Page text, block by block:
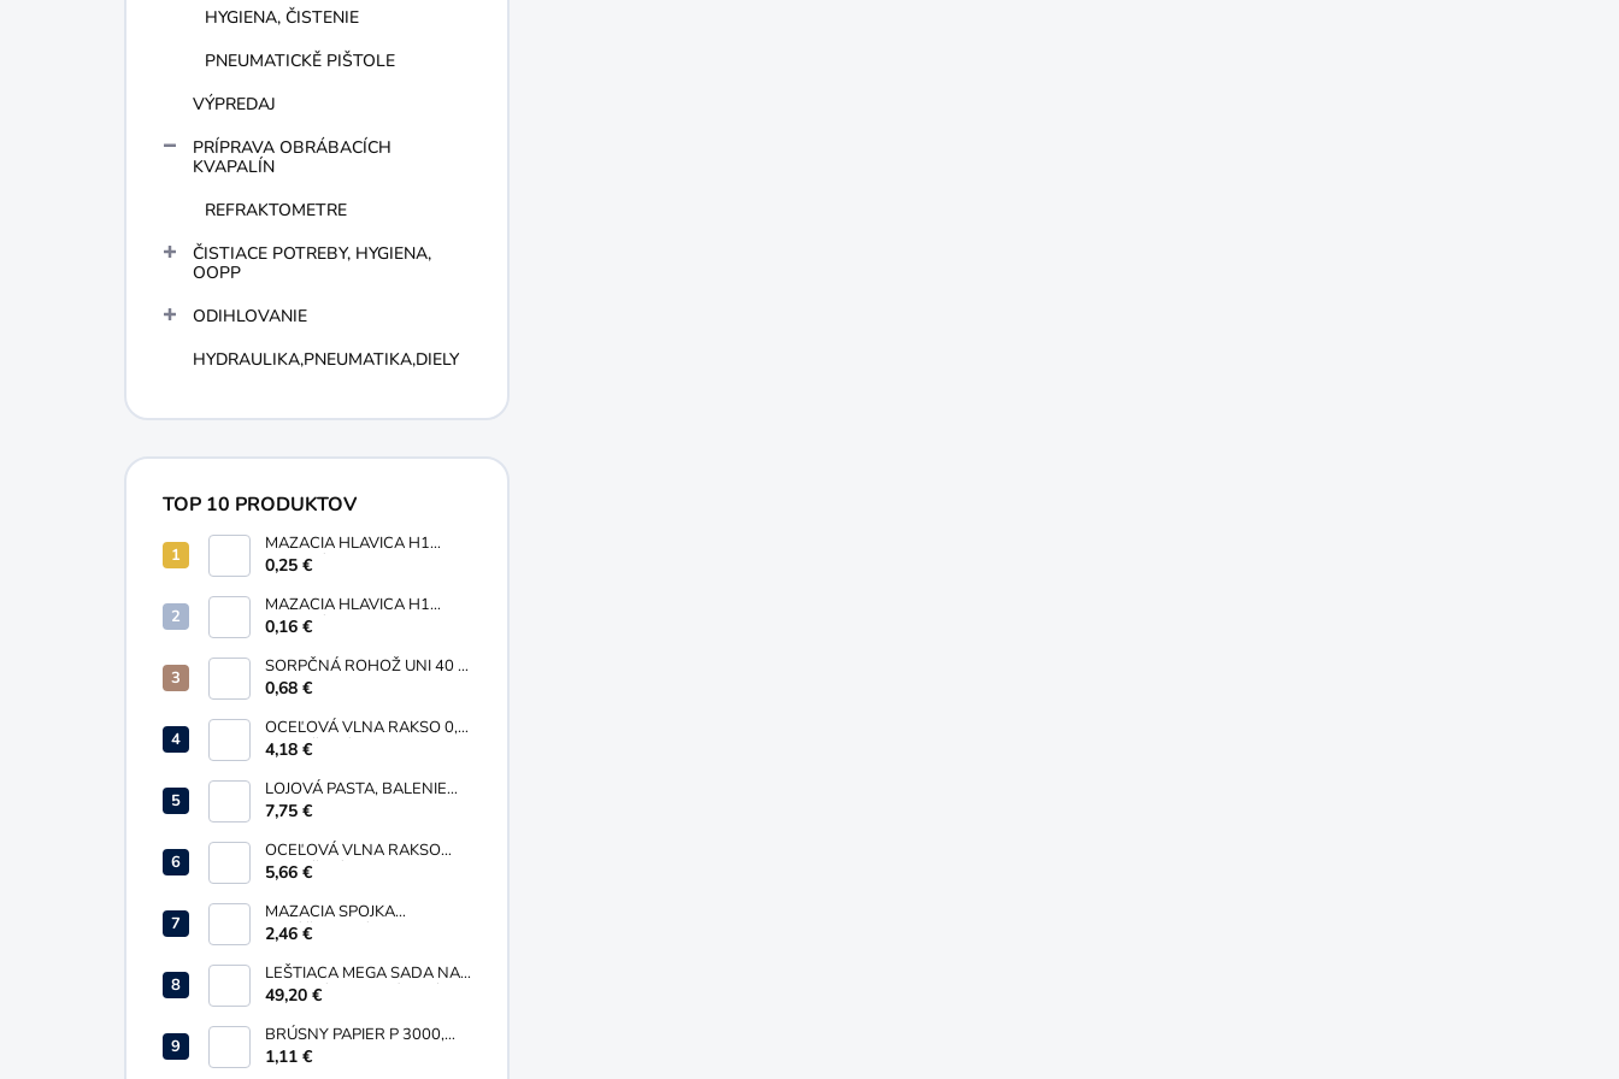
HYGIENA, ČISTENIE
PNEUMATICKĚ PIŠTOLE
VÝPREDAJ
PRÍPRAVA OBRÁBACÍCH
KVAPALÍN
REFRAKTOMETRE
ČISTIACE POTREBY, HYGIENA,
OOPP
ODIHLOVANIE
HYDRAULIKA,PNEUMATIKA,DIELY
TOP 10 PRODUKTOV
MAZACIA HLAVICA H1
GUĽOVÁ PRIAMA M10X1
0,25 €
MAZACIA HLAVICA H1
GUĽOVÁ PRIAMA M6X1
0,16 €
SORPČNÁ ROHOŽ UNI 40 X
50 MM
0,68 €
OCEĽOVÁ VLNA RAKSO 0,
ORANŽOVÁ, BALENIE 200G
4,18 €
LOJOVÁ PASTA, BALENIE
735 G
7,75 €
OCEĽOVÁ VLNA RAKSO
0000, ŽLTÁ, BALENIE 200G
5,66 €
MAZACIA SPOJKA
SKĽÚČIDLOVÁ M10 X 1 PRE
2,46 €
LEŠTIACA MEGA SADA NA
RENOVÁCIU HLINÍKOVÝCH
49,20 €
BRÚSNY PAPIER P 3000,
230 X 280 MM
1,11 €